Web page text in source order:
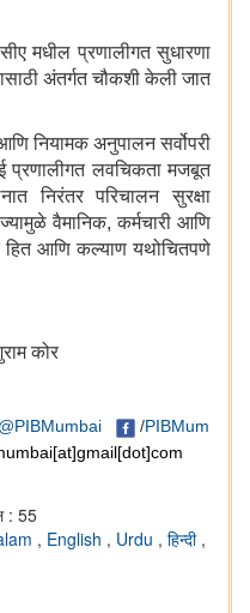
मधील प्रणालीगत सुधारणा
अंतर्गत चौकशी केली जात
नियामक अनुपालन सर्वोपरी
प्रणालीगत लवचिकता मजबूत
निरंतर परिचालन सुरक्षा
वैमानिक, कर्मचारी आणि
हित आणि कल्याण यथोचितपणे
कोर
@PIBMumbai /PIBMum
: 55
, English , Urdu , हिन्दी ,